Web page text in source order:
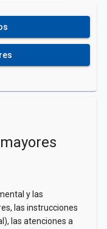
y las
las instrucciones
las atenciones a